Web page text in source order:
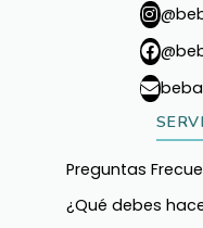
Preguntas
¿Qué debes